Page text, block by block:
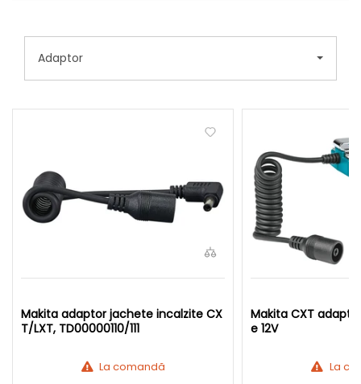
Adaptor
Makita adaptor jachete incalzite CX
T/LXT, TD00000110/111
La comandă
Makita CXT
e 12V
La